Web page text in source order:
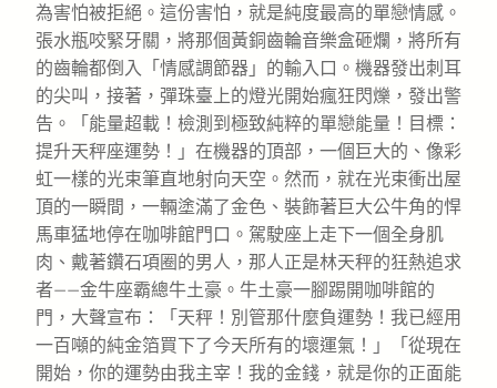
為害怕被拒絕。這份害怕，就是純度最高的單戀情感。
張水瓶咬緊牙關，將那個黃銅齒輪音樂盒砸爛，將所有
的齒輪都倒入「情感調節器」的輸入口。機器發出刺耳
的尖叫，接著，彈珠臺上的燈光開始瘋狂閃爍，發出警
告。「能量超載！檢測到極致純粹的單戀能量！目標：
提升天秤座運勢！」在機器的頂部，一個巨大的、像彩
虹一樣的光束筆直地射向天空。然而，就在光束衝出屋
頂的一瞬間，一輛塗滿了金色、裝飾著巨大公牛角的悍
馬車猛地停在咖啡館門口。駕駛座上走下一個全身肌
肉、戴著鑽石項圈的男人，那人正是林天秤的狂熱追求
者——金牛座霸總牛土豪。牛土豪一腳踢開咖啡館的
門，大聲宣布：「天秤！別管那什麼負運勢！我已經用
一百噸的純金箔買下了今天所有的壞運氣！」「從現在
開始，你的運勢由我主宰！我的金錢，就是你的正面能